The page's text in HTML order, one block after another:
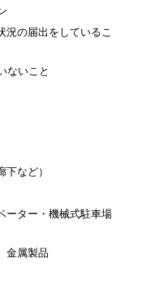
況の届出をしているこ
ないこと
など）
ーター・機械式駐車場
金属製品